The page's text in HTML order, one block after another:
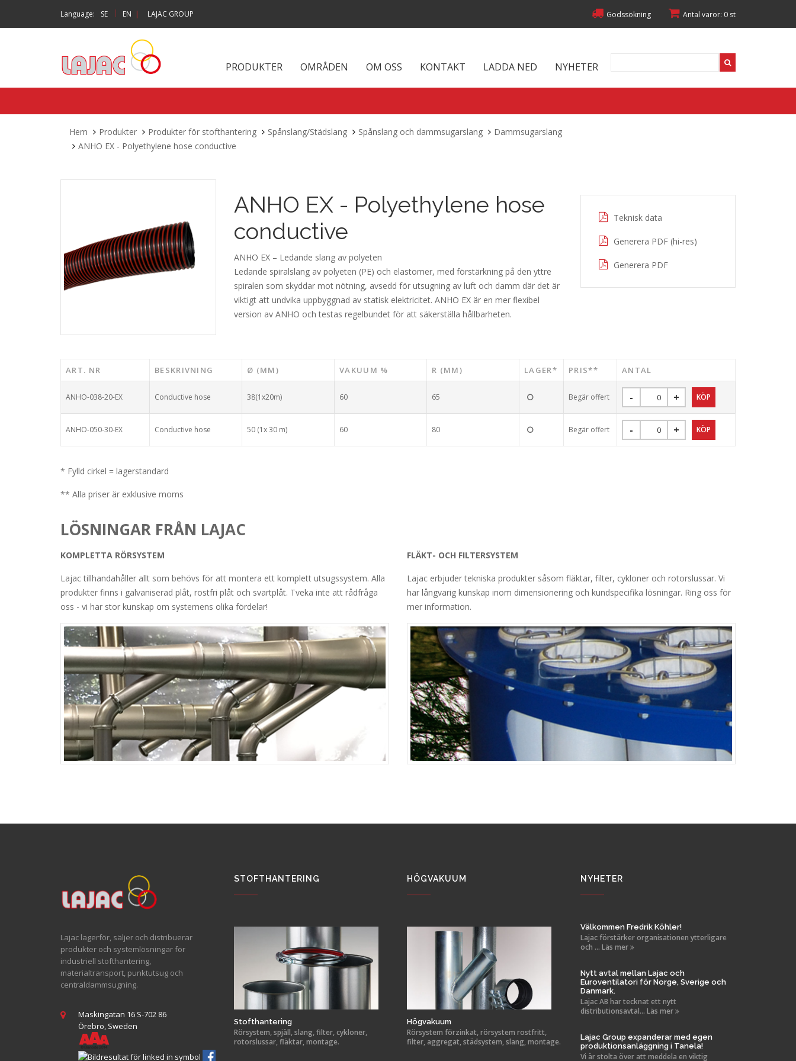
Language: SE | EN | LAJAC GROUP Godssökning Antal varor: 0 st
PRODUKTER OMRÅDEN OM OSS KONTAKT LADDA NED NYHETER
Hem Produkter Produkter för stofthantering Spånslang/Städslang Spånslang och dammsugarslang
Dammsugarslang
ANHO EX - Polyethylene hose conductive
ANHO EX - Polyethylene hose
conductive
ANHO EX – Ledande slang av polyeten
Ledande spiralslang av polyeten (PE) och elastomer, med förstärkning på den yttre
spiralen som skyddar mot nötning, avsedd för utsugning av luft och damm där det är
viktigt att undvika uppbyggnad av statisk elektricitet. ANHO EX är en mer flexibel
version av ANHO och testas regelbundet för att säkerställa hållbarheten.
Teknisk data
Generera PDF (hi-res)
Generera PDF
ART. NR BESKRIVNING Ø (MM) VAKUUM % R (MM) LAGER* PRIS** ANTAL
ANHO-038-20-EX Conductive hose 38(1x20m) 60 65 Begär offert
ANHO-050-30-EX Conductive hose 50 (1x 30 m) 60 80 Begär offert
* Fylld cirkel = lagerstandard
** Alla priser är exklusive moms
LÖSNINGAR FRÅN LAJAC
KOMPLETTA RÖRSYSTEM
Lajac tillhandahåller allt som behövs för att montera ett komplett utsugssystem. Alla
produkter finns i galvaniserad plåt, rostfri plåt och svartplåt. Tveka inte att rådfråga
oss - vi har stor kunskap om systemens olika fördelar!
FLÄKT- OCH FILTERSYSTEM
Lajac erbjuder tekniska produkter såsom fläktar, filter, cykloner och rotorslussar. Vi
har långvarig kunskap inom dimensionering och kundspecifika lösningar. Ring oss för
mer information.
Lajac lagerför, säljer och distribuerar
produkter och systemlösningar för
industriell stofthantering,
materialtransport, punktutsug och
centraldammsugning.
Maskingatan 16 S-702 86
Örebro, Sweden
STOFTHANTERING
Stofthantering
Rörsystem, spjäll, slang, filter, cykloner,
rotorslussar, fläktar, montage.
HÖGVAKUUM
Högvakuum
Rörsystem förzinkat, rörsystem rostfritt,
filter, aggregat, städsystem, slang, montage.
NYHETER
Välkommen Fredrik Köhler!
Lajac förstärker organisationen ytterligare
och ... Läs mer
Nytt avtal mellan Lajac och
Euroventilatori för Norge, Sverige och
Danmark.
Lajac AB har tecknat ett nytt
distributionsavtal... Läs mer
Lajac Group expanderar med egen
produktionsanläggning i Tanela!
Vi är stolta över att meddela en viktig